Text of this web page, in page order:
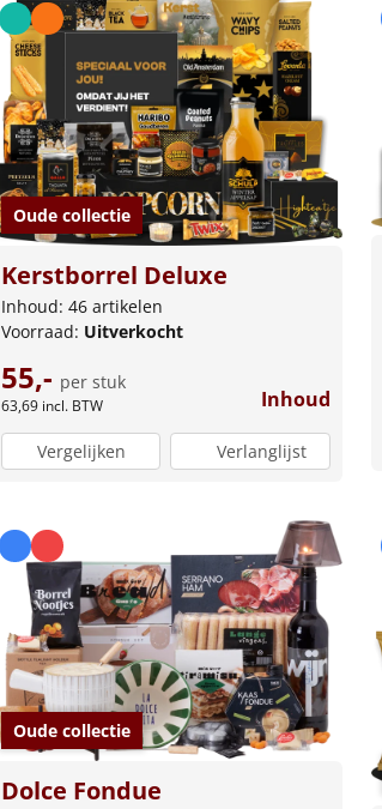
Oude collectie
Kerstborrel Deluxe
Inhoud: 46 artikelen
Voorraad: Uitverkocht
55,- per stuk
63,69 incl. BTW Inhoud
Vergelijken Verlanglijst
Oude collectie
Dolce Fondue